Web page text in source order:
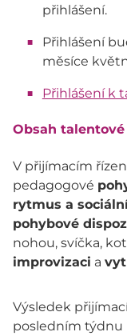
přihlášení.
Přihlášení
měsíce
Přihlášení k
Obsah
V přijímacím
pedagogové
rytmus a
pohybové
nohou, svíčka,
improvizaci a
Výsledek
posledním týdnu